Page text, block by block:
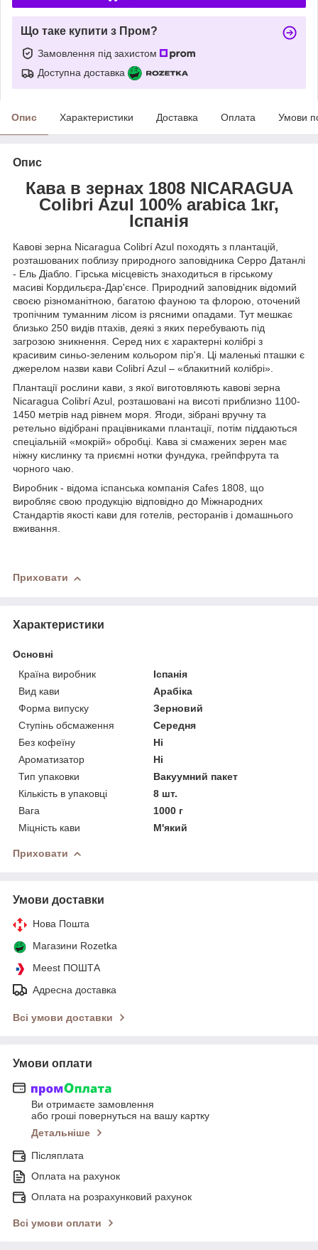
Що таке купити з Пром?
Замовлення під захистом
Доступна доставка
Опис Характеристики Доставка Оплата Умови
Опис
Кава в зернах 1808 NICARAGUA
Colibri Azul 100% arabica 1кг,
Іспанія
Кавові зерна Nicaragua Colibrí Azul походять з плантацій,
розташованих поблизу природного заповідника Серро Датанлі
- Ель Діабло. Гірська місцевість знаходиться в гірському
масиві Кордильєра-Дар'єнсе. Природний заповідник відомий
своєю різноманітною, багатою фауною та флорою, оточений
тропічним туманним лісом із рясними опадами. Тут мешкає
близько 250 видів птахів, деякі з яких перебувають під
загрозою зникнення. Серед них є характерні колібрі з
красивим синьо-зеленим кольором пір'я. Ці маленькі пташки є
джерелом назви кави Colibrí Azul – «блакитний колібрі».
Плантації рослини кави, з якої виготовляють кавові зерна
Nicaragua Colibrí Azul, розташовані на висоті приблизно 1100-
1450 метрів над рівнем моря. Ягоди, зібрані вручну та
ретельно відібрані працівниками плантації, потім піддаються
спеціальній «мокрій» обробці. Кава зі смажених зерен має
ніжну кислинку та приємні нотки фундука, грейпфрута та
чорного чаю.
Виробник - відома іспанська компанія Cafes 1808, що
виробляє свою продукцію відповідно до Міжнародних
Стандартів якості кави для готелів, ресторанів і домашнього
вживання.
Приховати
Характеристики
Основні
Країна виробник
Іспанія
Вид кави
Арабіка
Форма випуску
Зерновий
Ступінь обсмаження
Середня
Без кофеїну
Ні
Ароматизатор
Ні
Тип упаковки
Вакуумний пакет
Кількість в упаковці
8 шт.
Вага
1000 г
Міцність кави
М'який
Приховати
Умови доставки
Нова Пошта
Магазини Rozetka
Meest ПОШТА
Адресна доставка
Всі умови доставки
Умови оплати
Ви отримаєте замовлення
або гроші повернуться на вашу картку
Детальніше
Післяплата
Оплата на рахунок
Оплата на розрахунковий рахунок
Всі умови оплати